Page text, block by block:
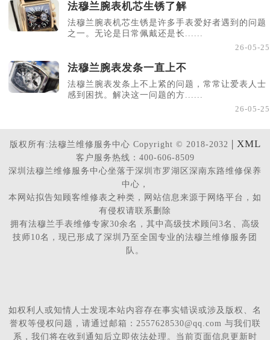
法穆兰腕表机芯生锈了解
法穆兰腕表机芯生锈是许多手表爱好者遇到的问题
之一。无论是日常佩戴还是长......
26-05-25
法穆兰腕表发条一直上不
法穆兰腕表发条上不上紧的问题，常常让爱表人士
感到困扰。解决这一问题的方......
26-05-25
版权所有:法穆兰维修服务中心 Copyright © 2018-2032 | XML
客户服务热线：400-606-8509
深圳法穆兰维修服务中心坐落于深圳市罗湖区深南东路维修保养
中心，
本网站拟告知顾客维修表之种类，网站信息来源于网络平台，如
有侵权请联系删除
拥有法穆兰手表维修专家30余名，其中高级技术顾问3名、高级
技师10名，现已形成了深圳乃至全国专业的法穆兰维修服务团
队。
如权利人或知情人士发现本站内容存在事实错误或涉及版权、名
誉权等侵权问题，请通过邮箱：2557628530@qq.com 与我们联
系，我们将在收到通知后立即依法处理。当前页面信息更新时